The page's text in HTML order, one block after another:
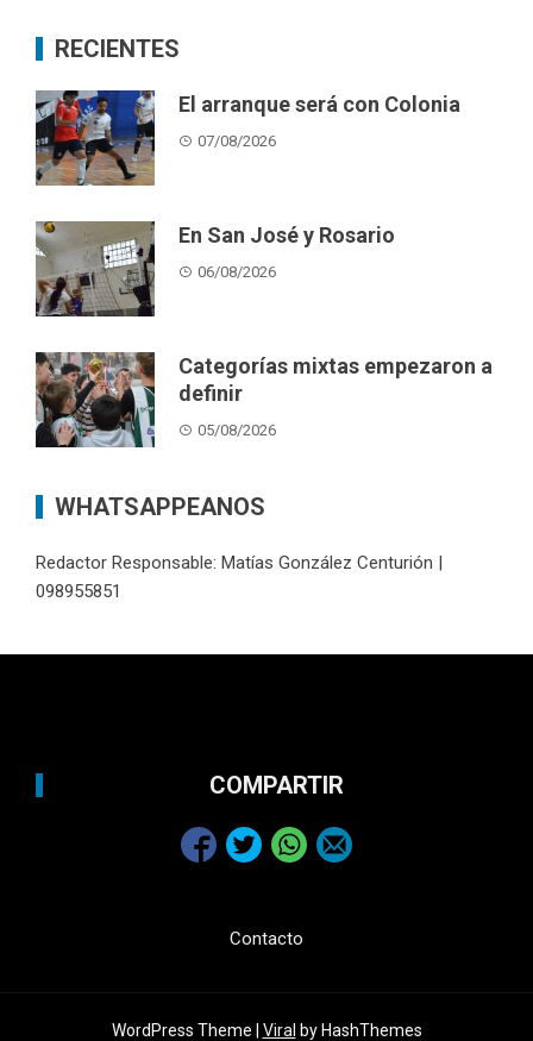
RECIENTES
El arranque será con Colonia
07/08/2026
En San José y Rosario
06/08/2026
Categorías mixtas empezaron a
definir
05/08/2026
WHATSAPPEANOS
Redactor Responsable: Matías González Centurión |
098955851
COMPARTIR
Contacto
WordPress Theme | Viral by HashThemes